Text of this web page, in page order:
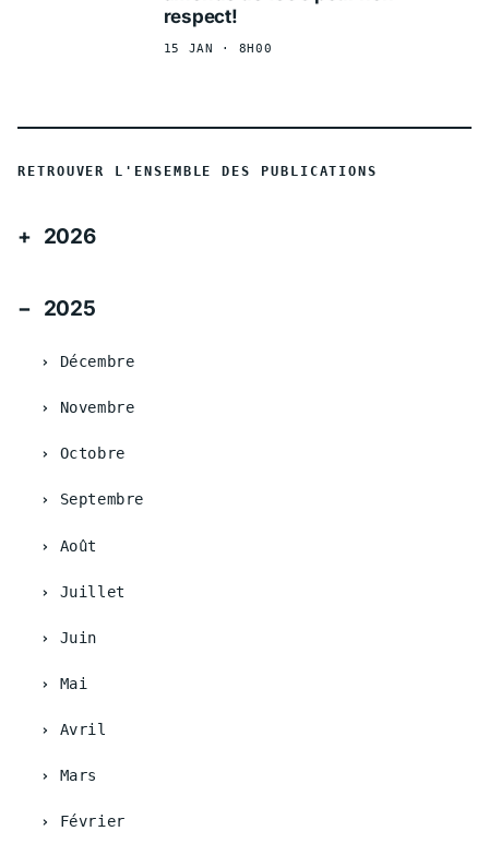
respect!
15 JAN · 8H00
RETROUVER L'ENSEMBLE DES PUBLICATIONS
2026
2025
Décembre
Novembre
Octobre
Septembre
Août
Juillet
Juin
Mai
Avril
Mars
Février